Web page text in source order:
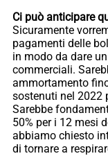
Ci può anticipare
Sicuramente
pagamenti delle
in modo da dare
commerciali.
ammortamento
sostenuti nel 2022
Sarebbe
50% per i 12 mesi
abbiamo chiesto
di tornare a